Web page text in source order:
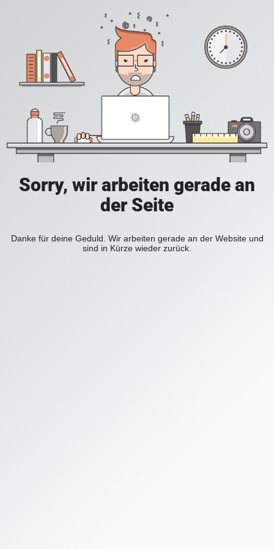
Sorry, wir arbeiten gerade an
der Seite
Danke für deine Geduld. Wir arbeiten gerade an der Website und
sind in Kürze wieder zurück.